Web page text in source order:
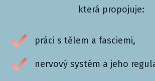
která propojuje:
práci s tělem a fasciemi,
nervový systém a jeho